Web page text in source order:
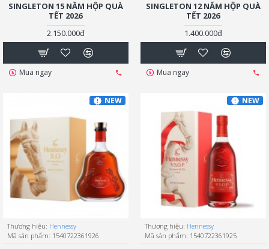
SINGLETON 15 NĂM HỘP QUÀ
TẾT 2026
2.150.000đ
Mua ngay
SINGLETON 12 NĂM HỘP QUÀ
TẾT 2026
1.400.000đ
Mua ngay
NEW
Thương hiệu: Hennessy
Mã sản phẩm: 1540722361926
NEW
Thương hiệu: Hennessy
Mã sản phẩm: 1540722361925